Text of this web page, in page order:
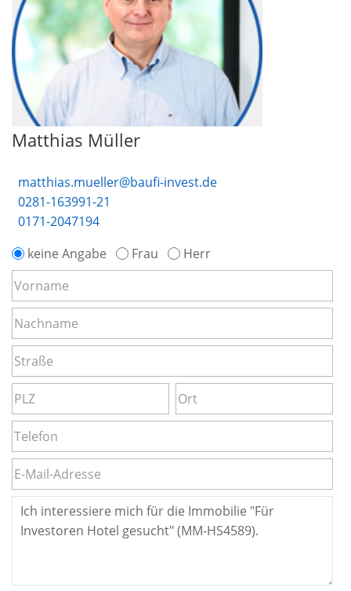
Matthias Müller
matthias.mueller@baufi-invest.de
0281-163991-21
0171-2047194
keine Angabe
Frau Herr